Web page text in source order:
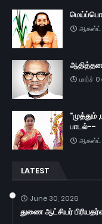
ஆகஸ்ட்
மார்ச்
பாடல்--
ஆகஸ்ட்
LATEST
June 30, 2026
துணை ஆட்சியர்